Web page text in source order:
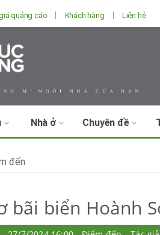
quảng cáo Khách hàng Liên hệ
Nhà ở Chuyên đề
đến
bãi biển Hoành